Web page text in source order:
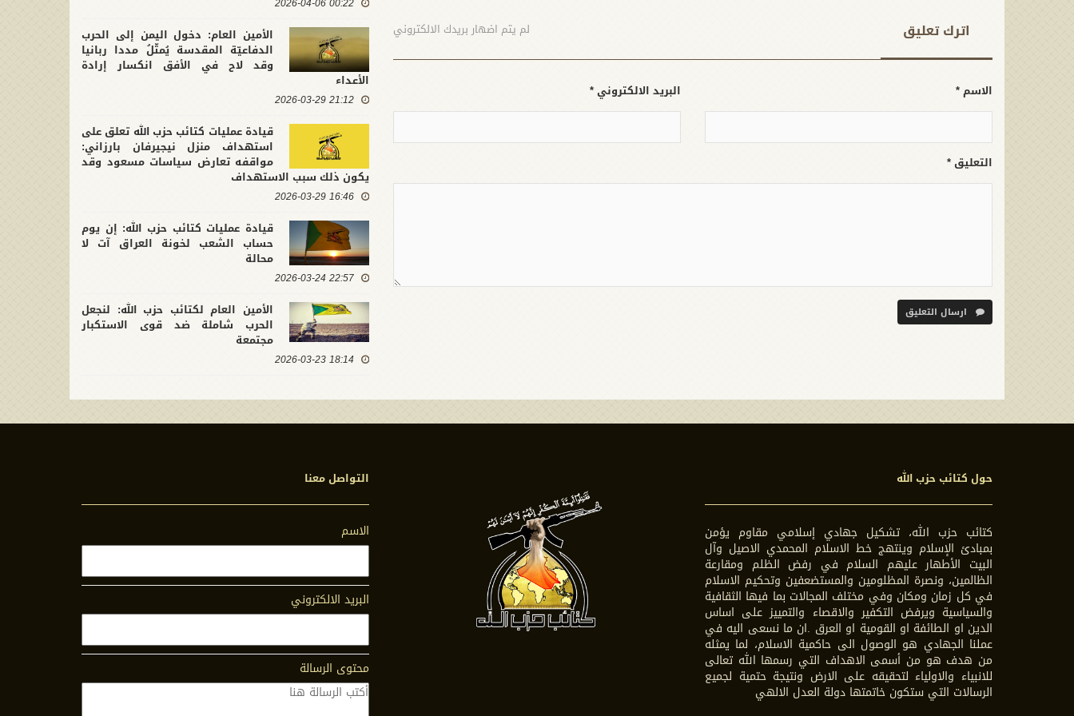
المستكبرين والظلمة
اترك تعلیق لم يتم اضهار بريدك الالكتروني
الاسم * البريد الالكتروني *
التعليق *
ارسال التعليق
الأمين العام: دخول اليمن إلى الحرب
الدفاعيّة المقدسة يُمثّلُ مددا ربانيا
وقد لاح في الأفق انكسار إرادة
الأعداء
21:12 2026-03-29
قيادة عمليات كتائب حزب الله تعلق على
استهداف منزل نيجيرفان بارزاني:
مواقفه تعارض سياسات مسعود وقد
يكون ذلك سبب الاستهداف
16:46 2026-03-29
قيادة عمليات كتائب حزب الله: إن يوم
حساب الشعب لخونة العراق آت لا
محالة
22:57 2026-03-24
الأمين العام لكتائب حزب الله: لنجعل
الحرب شاملة ضد قوى الاستكبار
مجتمعة
18:14 2026-03-23
حول كتائب حزب الله
كتائب حزب الله، تشكيل جهادي إسلامي مقاوم يؤمن
بمبادئ الإسلام وينتهج خط الاسلام المحمدي الاصيل وآل
البيت الأطهار عليهم السلام في رفض الظلم ومقارعة
الظالمين، ونصرة المظلومين والمستضعفين وتحكيم الاسلام
في كل زمان ومكان وفي مختلف المجالات بما فيها الثقافية
والسياسية ويرفض التكفير والاقصاء والتمييز على اساس
الدين او الطائفة او القومية او العرق .ان ما نسعى اليه في
عملنا الجهادي هو الوصول الى حاكمية الاسلام، لما يمثله
من هدف هو من أسمى الاهداف التي رسمها الله تعالى
للانبياء والاولياء لتحقيقه على الارض ونتيجة حتمية لجميع
الرسالات التي ستكون خاتمتها دولة العدل الالهي
التواصل معنا
الاسم
البريد الالكتروني
محتوى الرسالة